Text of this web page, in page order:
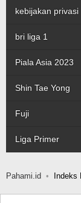
kebijakan privasi
bri liga 1
Piala Asia 2023
Shin Tae Yong
Fuji
Liga Primer
Pahami.id Indeks